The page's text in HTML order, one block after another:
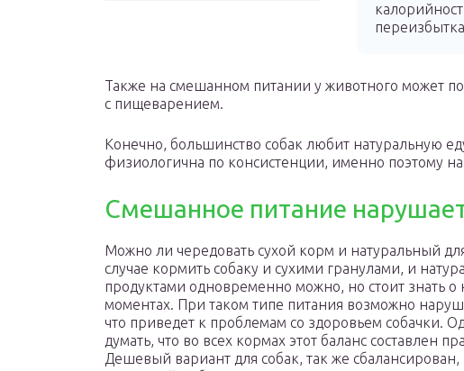
Также на смешанном питании у животного может
с пищеварением.
Конечно, большинство собак любит натуральную
физиологична по консистенции, именно поэтому
Смешанное питание
Можно ли чередовать сухой корм и натуральный
случае кормить собаку и сухими гранулами, и
продуктами одновременно можно, но стоит знать о
моментах. При таком типе питания возможно
что приведет к проблемам со здоровьем собачки.
думать, что во всех кормах этот баланс составлен
Дешевый вариант для собак, так же сбалансирован,